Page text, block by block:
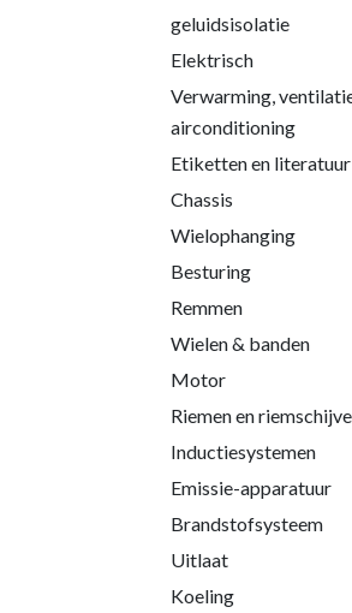
geluidsisolatie
Elektrisch
Verwarming,
airconditioning
Etiketten en literatuur
Chassis
Wielophanging
Besturing
Remmen
Wielen & banden
Motor
Riemen en
Inductiesystemen
Emissie-apparatuur
Brandstofsysteem
Uitlaat
Koeling